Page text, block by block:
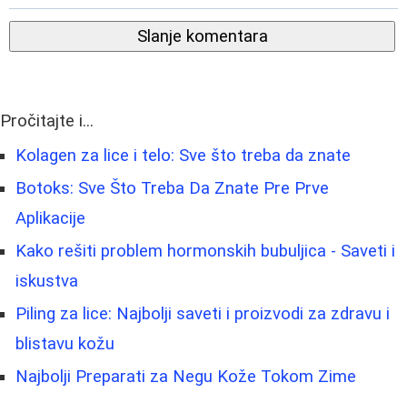
Slanje komentara
Pročitajte i...
Kolagen za lice i telo: Sve što treba da znate
Botoks: Sve Što Treba Da Znate Pre Prve
Aplikacije
Kako rešiti problem hormonskih bubuljica - Saveti i
iskustva
Piling za lice: Najbolji saveti i proizvodi za zdravu i
blistavu kožu
Najbolji Preparati za Negu Kože Tokom Zime